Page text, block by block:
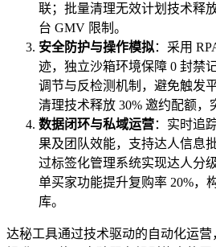
联；批量清理无效计划技术释
台 GMV 限制。
安全防护与操作模拟：采用
迹，独立沙箱环境保障 0 封禁
调节与反检测机制，避免触发
清理技术释放 30% 邀约配额，
数据闭环与私域运营：实时追
果及团队效能，支持达人信息
过标签化管理系统实现达人分
单买家功能提升复购率 20%，
库。
达秘工具通过技术驱动的自动化运